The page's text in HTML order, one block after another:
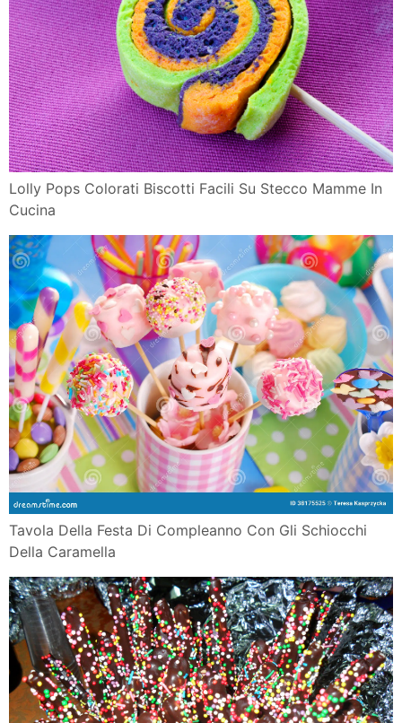
Lolly Pops Colorati Biscotti Facili Su Stecco Mamme In
Cucina
Tavola Della Festa Di Compleanno Con Gli Schiocchi
Della Caramella